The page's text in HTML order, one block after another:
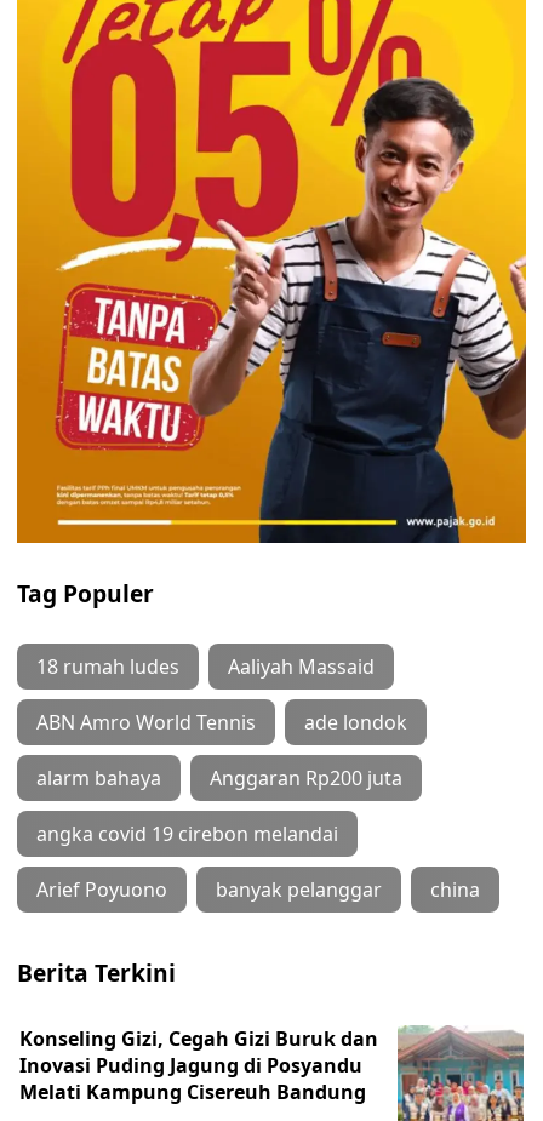
Tag Populer
18 rumah ludes Aaliyah Massaid
ABN Amro World Tennis ade londok
alarm bahaya Anggaran Rp200 juta
angka covid 19 cirebon melandai
Arief Poyuono banyak pelanggar china
Berita Terkini
Konseling Gizi, Cegah Gizi Buruk dan
Inovasi Puding Jagung di Posyandu
Melati Kampung Cisereuh Bandung